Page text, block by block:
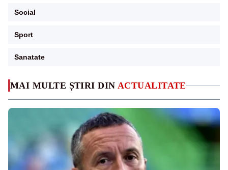
MAI MULTE ȘTIRI DIN ACTUALITATE
Social
Sport
Sanatate